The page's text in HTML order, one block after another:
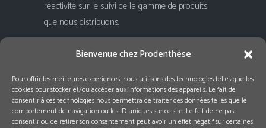
Bienvenue chez Prodenthèse
Pour offrir les meilleures expériences, nous utilisons des technologies telles que les
cookies pour stocker et/ou accéder aux informations des appareils. Le fait de
consentir à ces technologies nous permettra de traiter des données telles que le
comportement de navigation ou les ID uniques sur ce site. Le fait de ne pas
consentir ou de retirer son consentement peut avoir un effet négatif sur certaines
réactivité sur le suivi de la gamme de produits
que nous distribuons.
Rejoignez-nous !